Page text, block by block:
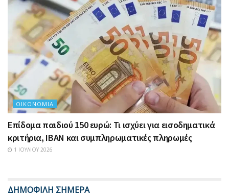
ΟΙΚΟΝΟΜΊΑ
Επίδομα παιδιού 150 ευρώ: Τι ισχύει για εισοδηματικά
κριτήρια, IBAN και συμπληρωματικές πληρωμές
1 ΙΟΥΛΊΟΥ 2026
ΔΗΜΟΦΙΛΗ ΣΗΜΕΡΑ